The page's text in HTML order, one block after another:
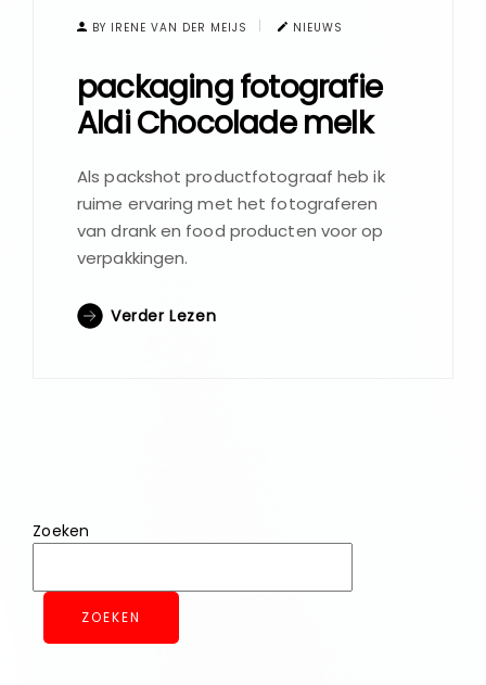
BY IRENE VAN DER MEIJS NIEUWS
packaging fotografie
Aldi Chocolade melk
Als packshot productfotograaf heb ik
ruime ervaring met het fotograferen
van drank en food producten voor op
verpakkingen.
Verder Lezen
Zoeken
ZOEKEN